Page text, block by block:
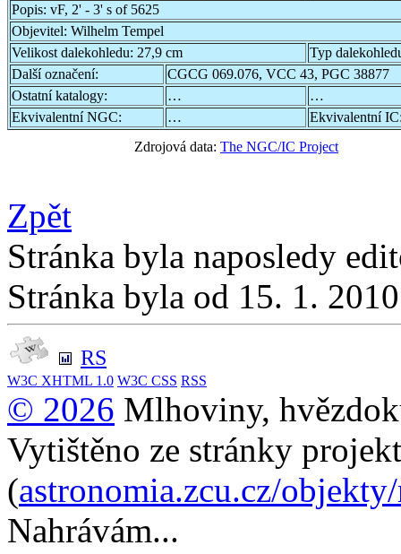
Popis: vF, 2' - 3' s of 5625
Objevitel: Wilhelm Tempel
Velikost dalekohledu: 27,9 cm
Typ
Další označení:
CGCG 069.076, VCC 43, PGC 38877
Ostatní katalogy:
…
…
Ekvivalentní NGC:
…
Ekvivalentní
Zdrojová data: The NGC/IC Project
Zpět
Stránka byla naposledy
Stránka byla od 15. 1.
RS
W3C XHTML 1.0 W3C CSS RSS
© 2026 Mlhoviny,
Vytištěno ze stránky
(astronomia.zcu.cz/
Nahrávám...